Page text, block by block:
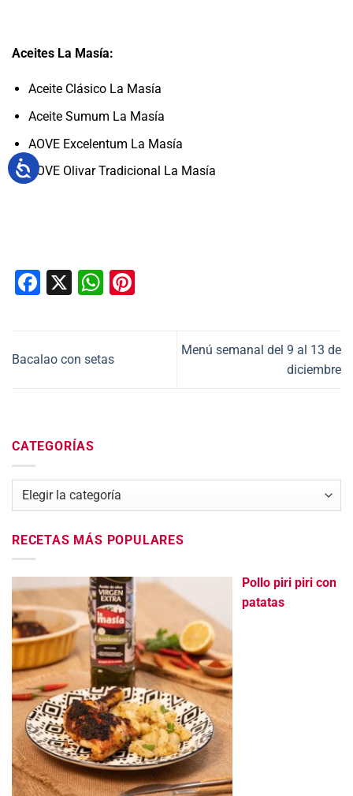
Aceites La Masía:
Aceite Clásico La Masía
Aceite Sumum La Masía
AOVE Excelentum La Masía
AOVE Olivar Tradicional La Masía
Facebook
X WhatsApp
Bacalao con setas
Menú semanal del 9 al 13 de
diciembre
CATEGORÍAS
Categorías
RECETAS MÁS POPULARES
Pollo piri piri con
patatas